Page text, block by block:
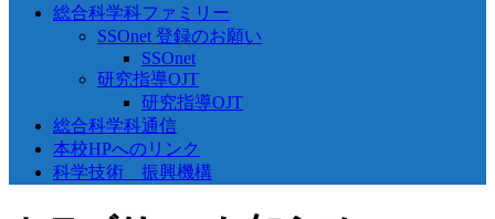
総合科学科ファミリー
SSOnet 登録のお願い
SSOnet
研究指導OJT
研究指導OJT
総合科学科通信
本校HPへのリンク
科学技術 振興機構